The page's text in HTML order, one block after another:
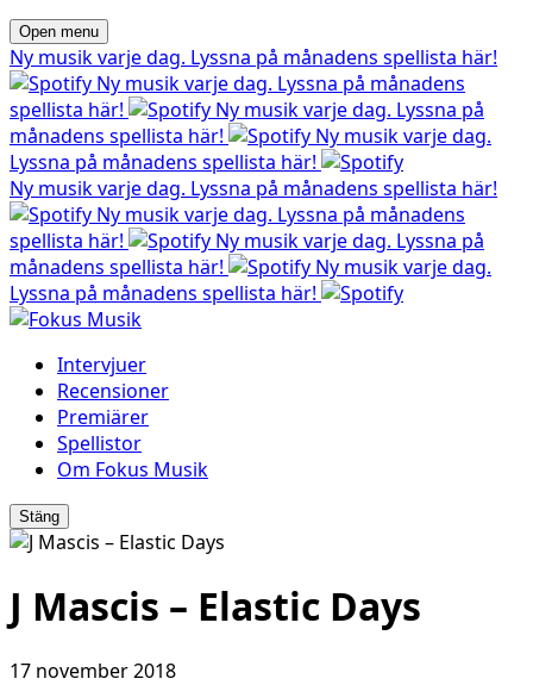
Open menu
Ny musik varje dag. Lyssna på månadens spellista här!
Ny musik varje dag. Lyssna på månadens
spellista här!
Ny musik varje dag. Lyssna på
månadens spellista här!
Ny musik varje dag.
Lyssna på månadens spellista här!
Ny musik varje dag. Lyssna på månadens spellista här!
Ny musik varje dag. Lyssna på månadens
spellista här!
Ny musik varje dag. Lyssna på
månadens spellista här!
Ny musik varje dag.
Lyssna på månadens spellista här!
Intervjuer
Recensioner
Premiärer
Spellistor
Om Fokus Musik
Stäng
J Mascis – Elastic Days
17 november 2018